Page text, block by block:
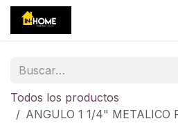
Ir al contenido
Todos los productos
ANGULO 1 1/4" METALICO